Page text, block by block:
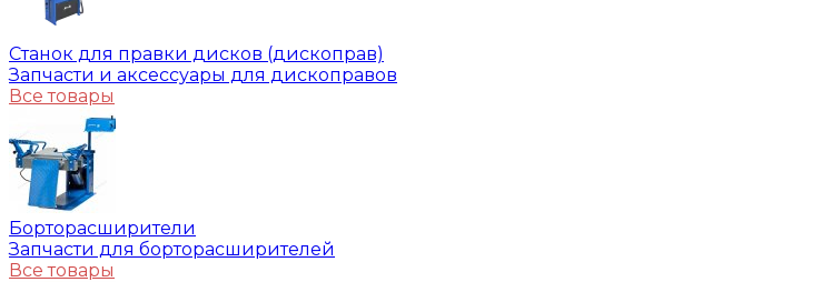
Станок для правки дисков (дископрав)
Запчасти и аксессуары для дископравов
Все товары
Борторасширители
Запчасти для борторасширителей
Все товары